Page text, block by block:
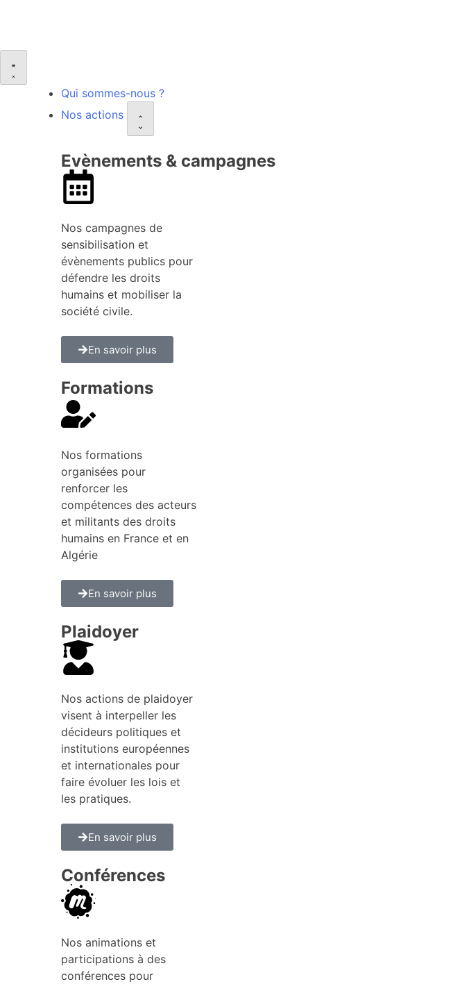
Qui sommes-nous ?
Nos actions
Evènements & campagnes
Nos campagnes de
sensibilisation et
évènements publics pour
défendre les droits
humains et mobiliser la
société civile.
En savoir plus
Formations
Nos formations
organisées pour
renforcer les
compétences des acteurs
et militants des droits
humains en France et en
Algérie
En savoir plus
Plaidoyer
Nos actions de plaidoyer
visent à interpeller les
décideurs politiques et
institutions européennes
et internationales pour
faire évoluer les lois et
les pratiques.
En savoir plus
Conférences
Nos animations et
participations à des
conférences pour